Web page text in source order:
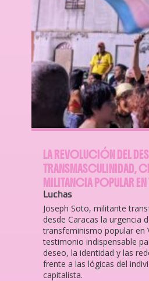
LA REVOLUCIÓN DEL
TRANSMASCULINIDAD,
MILITANCIA POPULAR EN
Luchas
Joseph Soto, militante
desde Caracas la urgencia
transfeminismo popular en
testimonio indispensable
deseo, la identidad y las
frente a las lógicas del
capitalista.